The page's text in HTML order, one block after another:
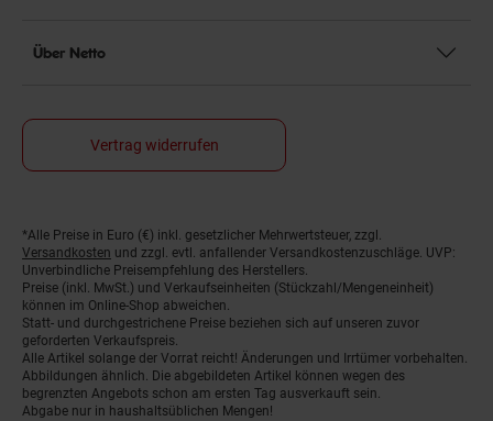
Über Netto
Vertrag widerrufen
Fußnoten
*Alle Preise in Euro (€) inkl. gesetzlicher Mehrwertsteuer, zzgl.
Versandkosten und zzgl. evtl. anfallender Versandkostenzuschläge. UVP:
Unverbindliche Preisempfehlung des Herstellers.
Preise (inkl. MwSt.) und Verkaufseinheiten (Stückzahl/Mengeneinheit)
können im Online-Shop abweichen.
Statt- und durchgestrichene Preise beziehen sich auf unseren zuvor
geforderten Verkaufspreis.
Alle Artikel solange der Vorrat reicht! Änderungen und Irrtümer vorbehalten.
Abbildungen ähnlich. Die abgebildeten Artikel können wegen des
begrenzten Angebots schon am ersten Tag ausverkauft sein.
Abgabe nur in haushaltsüblichen Mengen!